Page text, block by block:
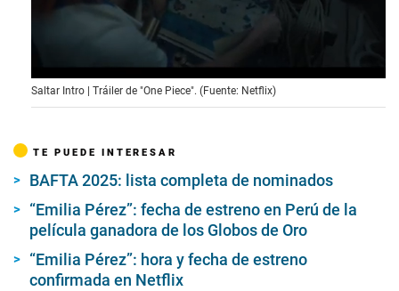
0
o
f
i
u
e
s
,
2
1
s
Saltar Intro | Tráiler de "One Piece". (Fuente: Netflix)
TE PUEDE INTERESAR
BAFTA 2025: lista completa de nominados
“Emilia Pérez”: fecha de estreno en Perú de la
película ganadora de los Globos de Oro
“Emilia Pérez”: hora y fecha de estreno
confirmada en Netflix